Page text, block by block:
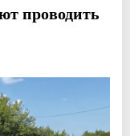
проводить